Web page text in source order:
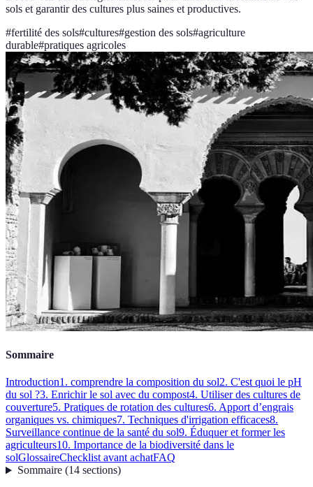
sols et garantir des cultures plus saines et productives.
#fertilité des sols#cultures#gestion des sols#agriculture
durable#pratiques agricoles
Sommaire
Introduction1. comprendre la composition du sol2. C'est quoi le pH
du sol ?3. Enrichir le sol avec du compost4. Utiliser des cultures de
couverture5. Pratiques de rotation des cultures6. Apport d’engrais
organiques vs. chimiques7. Techniques d'irrigation efficaces8.
Surveillance continue de la santé du sol9. Éduquer et former les
agriculteurs10. Importance de la biodiversité dans le
solGlossaireChecklist avant achatFAQ
Sommaire(14 sections)